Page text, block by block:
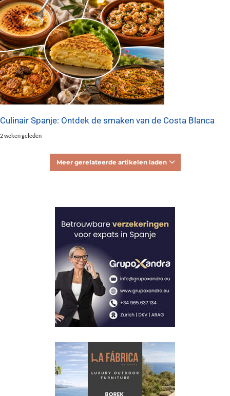
Culinair Spanje: Ontdek de smaken van de Costa Blanca
2 weken geleden
Meer gerelateerde artikelen laden